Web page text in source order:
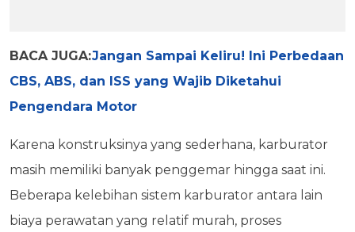
BACA JUGA:Jangan Sampai Keliru! Ini Perbedaan
CBS, ABS, dan ISS yang Wajib Diketahui
Pengendara Motor
Karena konstruksinya yang sederhana, karburator
masih memiliki banyak penggemar hingga saat ini.
Beberapa kelebihan sistem karburator antara lain
biaya perawatan yang relatif murah, proses